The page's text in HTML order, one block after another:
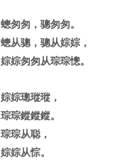
蟌匆匆，骢匆匆。
蟌从骢，骢从婃婃，
婃婃匆匆从琮琮憁。
婃婃璁瑽瑽，
琮琮鏦鏦鏦。
琮琮从聪，
婃婃从悰。